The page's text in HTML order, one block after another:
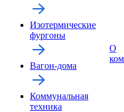
Изотермические
фургоны
Вагон-дома
Коммунальная
техника
О